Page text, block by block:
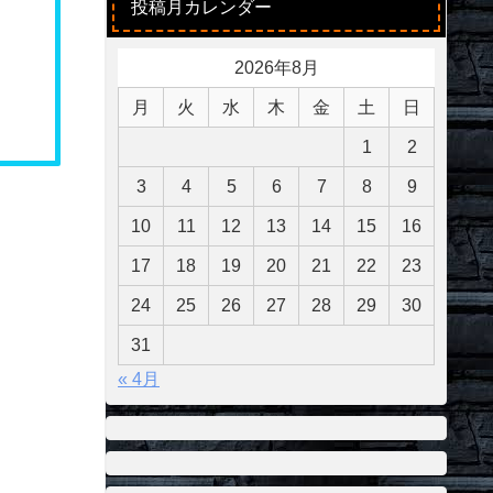
投稿月カレンダー
2026年8月
月 火 水 木 金 土 日
1 2
3 4 5 6 7 8 9
10 11 12 13 14 15 16
17 18 19 20 21 22 23
24 25 26 27 28 29 30
31
« 4月